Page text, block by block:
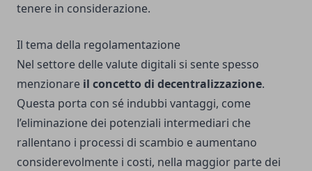
tenere in considerazione.
Il tema della regolamentazione
Nel settore delle valute digitali si sente spesso
menzionare il concetto di decentralizzazione.
Questa porta con sé indubbi vantaggi, come
l’eliminazione dei potenziali intermediari che
rallentano i processi di scambio e aumentano
considerevolmente i costi, nella maggior parte dei